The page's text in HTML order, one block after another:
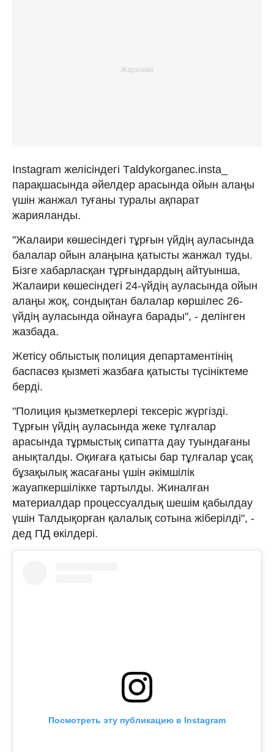
Instagram желісіндегі Тaldykorganec.insta_
парақшасында әйелдер арасында ойын алаңы
үшін жанжал туғаны туралы ақпарат
жарияланды.
"Жалаири көшесіндегі тұрғын үйдің ауласында
балалар ойын алаңына қатысты жанжал туды.
Бізге хабарласқан тұрғындардың айтуынша,
Жалаири көшесіндегі 24-үйдің ауласында ойын
алаңы жоқ, сондықтан балалар көршілес 26-
үйдің ауласында ойнауға барады", - делінген
жазбада.
Жетісу облыстық полиция департаментінің
баспасөз қызметі жазбаға қатысты түсініктеме
берді.
"Полиция қызметкерлері тексеріс жүргізді.
Тұрғын үйдің ауласында жеке тұлғалар
арасында тұрмыстық сипатта дау туындағаны
анықталды. Оқиғаға қатысы бар тұлғалар ұсақ
бұзақылық жасағаны үшін әкімшілік
жауапкершілікке тартылды. Жиналған
материалдар процессуалдық шешім қабылдау
үшін Талдықорған қалалық сотына жіберілді", -
дед ПД өкілдері.
Посмотреть эту публикацию в Instagram